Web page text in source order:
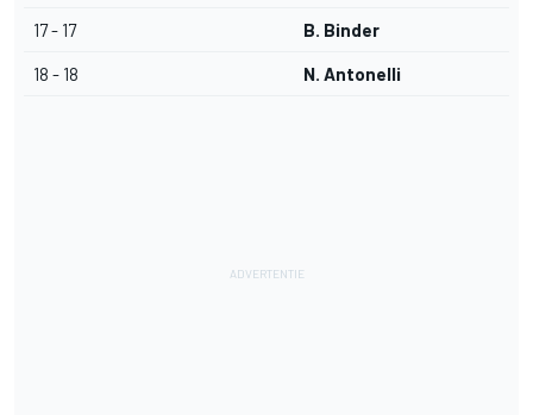
17 - 17 B. Binder
18 - 18 N. Antonelli